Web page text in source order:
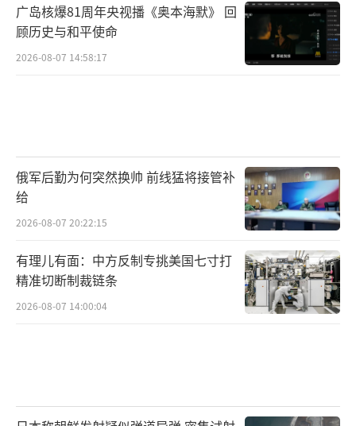
广岛核爆81周年央视播《奥本海默》 回
顾历史与和平使命
2026-08-07 14:58:17
俄军后勤为何突然换帅 前线猛将接管补
给
2026-08-07 20:22:15
有理儿有面：中方反制专挑美国七寸打
精准切断制裁链条
2026-08-07 14:00:04